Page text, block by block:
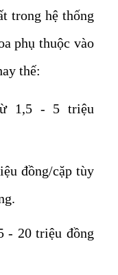
trong hệ thống
phụ thuộc vào
thế:
1,5 - 5 triệu
đồng/cặp tùy
- 20 triệu đồng